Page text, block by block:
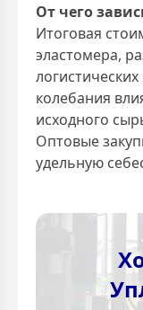
От чего
Итоговая
эластомера,
колебания
исходного
Оптовые
удельную